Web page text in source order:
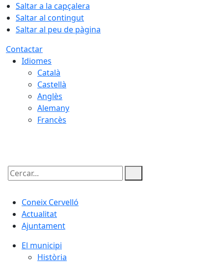
Saltar a la capçalera
Saltar al contingut
Saltar al peu de pàgina
Contactar
Idiomes
Català
Castellà
Anglès
Alemany
Francès
Cercar:
Coneix Cervelló
Actualitat
Ajuntament
El municipi
Història